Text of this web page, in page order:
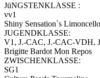
JüNGSTENKLASSE :
vv1
Shiny Sensation`s Limoncello
JUGENDKLASSE:
V1, J.-CAC, J.-CAC-VDH,
Brigitte Bardot Mon Repos
ZWISCHENKLASSE:
SG1